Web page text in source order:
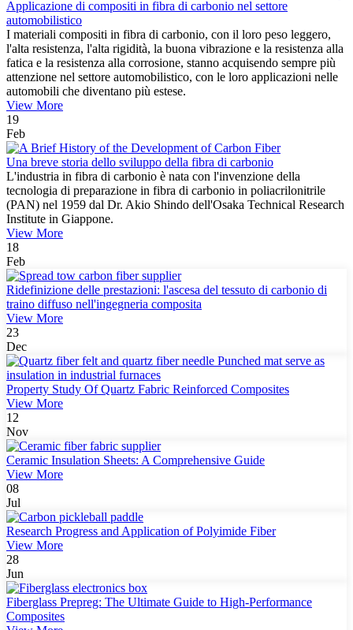
Applicazione di compositi in fibra di carbonio nel settore
automobilistico
I materiali compositi in fibra di carbonio, con il loro peso leggero,
l'alta resistenza, l'alta rigidità, la buona vibrazione e la resistenza alla
fatica e la resistenza alla corrosione, stanno acquisendo sempre più
attenzione nel settore automobilistico, con le loro applicazioni nelle
automobili che diventano più estese.
View More
19
Feb
Una breve storia dello sviluppo della fibra di carbonio
L'industria in fibra di carbonio è nata con l'invenzione della
tecnologia di preparazione in fibra di carbonio in poliacrilonitrile
(PAN) nel 1959 dal Dr. Akio Shindo dell'Osaka Technical Research
Institute in Giappone.
View More
18
Feb
Ridefinizione delle prestazioni: l'ascesa del tessuto di carbonio di
traino diffuso nell'ingegneria composita
View More
23
Dec
Property Study Of Quartz Fabric Reinforced Composites
View More
12
Nov
Ceramic Insulation Sheets: A Comprehensive Guide
View More
08
Jul
Research Progress and Application of Polyimide Fiber
View More
28
Jun
Fiberglass Prepreg: The Ultimate Guide to High-Performance
Composites